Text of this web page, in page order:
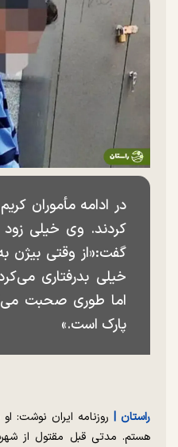
در ادامه مأموران
کردند. وی خیلی
گفت:«از وقتی بیژن
خیلی بدرفتاری
اما طوری صحبت
پارک است.»
راستان |‌ روزنامه ایران نوشت:
هستم. مدتی قبل مقتول از